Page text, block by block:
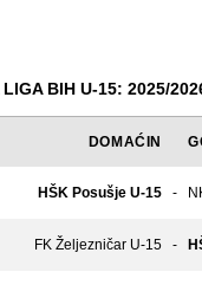
BIH U-15: 2025/
DOMAĆIN
HŠK Posušje U-15 -
FK Željezničar U-15 -